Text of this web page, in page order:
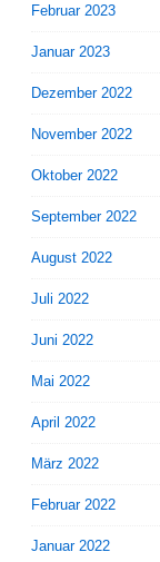
Februar 2023
Januar 2023
Dezember 2022
November 2022
Oktober 2022
September 2022
August 2022
Juli 2022
Juni 2022
Mai 2022
April 2022
März 2022
Februar 2022
Januar 2022